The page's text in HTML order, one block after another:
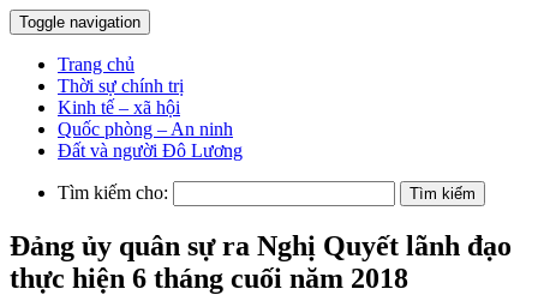
Toggle navigation
Trang chủ
Thời sự chính trị
Kinh tế – xã hội
Quốc phòng – An ninh
Đất và người Đô Lương
Tìm kiếm cho:
Đảng ủy quân sự ra Nghị Quyết lãnh đạo
thực hiện 6 tháng cuối năm 2018